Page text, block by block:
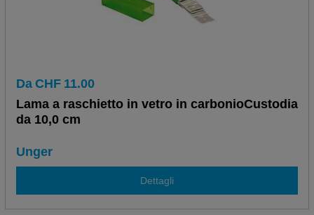
Da CHF 11.00
Lama a raschietto in vetro in carbonioCustodia
da 10,0 cm
Unger
Dettagli